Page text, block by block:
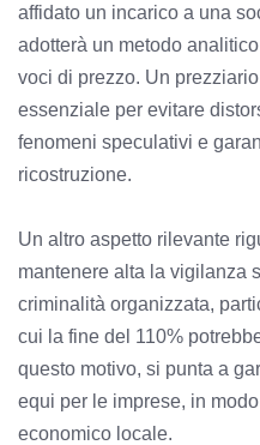
affidato un incarico a una
adotterà un metodo
voci di prezzo. Un
essenziale per evitare
fenomeni speculativi e
ricostruzione.
Un altro aspetto rilevante
mantenere alta la vigilanza
criminalità organizzata,
cui la fine del 110%
questo motivo, si punta a
equi per le imprese, in
economico locale.